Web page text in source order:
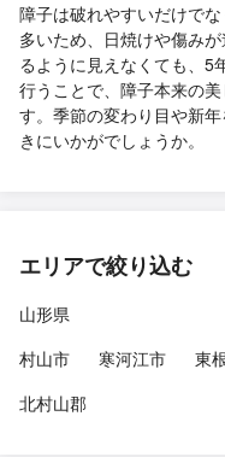
障子は破れやすいだけで
多いため、日焼けや傷み
るように見えなくても、5
行うことで、障子本来の
す。季節の変わり目や新
きにいかがでしょうか。
エリアで絞り込む
山形県
村山市
寒河江市 東
北村山郡